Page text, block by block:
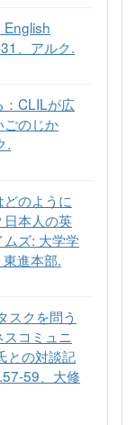
English
、アルク.
：CLILが広
ごのじか
.
どのように
日本人の英
ズ: 大学学
進本部.
スクを問う
コミュニ
との対談記
59、大修